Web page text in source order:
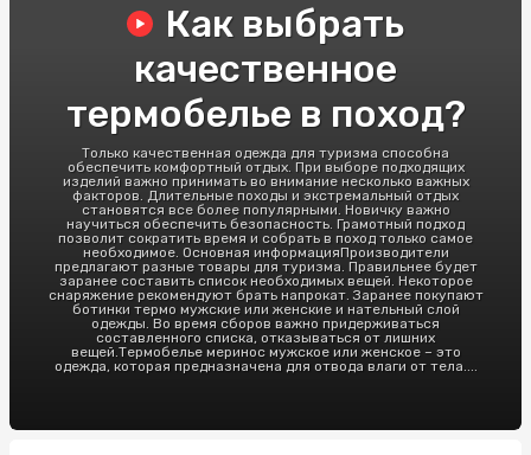
Как выбрать
качественное
термобелье в поход?
Только качественная одежда для туризма способна
обеспечить комфортный отдых. При выборе подходящих
изделий важно принимать во внимание несколько важных
факторов. Длительные походы и экстремальный отдых
становятся все более популярными. Новичку важно
научиться обеспечить безопасность. Грамотный подход
позволит сократить время и собрать в поход только самое
необходимое. Основная информацияПроизводители
предлагают разные товары для туризма. Правильнее будет
заранее составить список необходимых вещей. Некоторое
снаряжение рекомендуют брать напрокат. Заранее покупают
ботинки термо мужские или женские и нательный слой
одежды. Во время сборов важно придерживаться
составленного списка, отказываться от лишних
вещей.Термобелье меринос мужское или женское – это
одежда, которая предназначена для отвода влаги от тела....